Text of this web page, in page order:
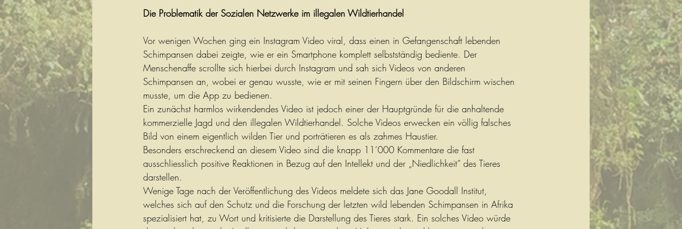
Die Problematik der Sozialen Netzwerke im illegalen Wildtierhandel
Vor wenigen Wochen ging ein Instagram Video viral, dass einen in Gefangenschaft lebenden
Schimpansen dabei zeigte, wie er ein Smartphone komplett selbstständig bediente. Der
Menschenaffe scrollte sich hierbei durch Instagram und sah sich Videos von anderen
Schimpansen an, wobei er genau wusste, wie er mit seinen Fingern über den Bildschirm wischen
musste, um die App zu bedienen.
Ein zunächst harmlos wirkendendes Video ist jedoch einer der Hauptgründe für die anhaltende
kommerzielle Jagd und den illegalen Wildtierhandel. Solche Videos erwecken ein völlig falsches
Bild von einem eigentlich wilden Tier und porträtieren es als zahmes Haustier.
Besonders erschreckend an diesem Video sind die knapp 11’000 Kommentare die fast
ausschliesslich positive Reaktionen in Bezug auf den Intellekt und der „Niedlichkeit“ des Tieres
darstellen.
Wenige Tage nach der Veröffentlichung des Videos meldete sich das Jane Goodall Institut,
welches sich auf den Schutz und die Forschung der letzten wild lebenden Schimpansen in Afrika
spezialisiert hat, zu Wort und kritisierte die Darstellung des Tieres stark. Ein solches Video würde